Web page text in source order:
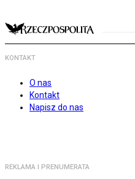
KONTAKT
O nas
Kontakt
Napisz do nas
REKLAMA I PRENUMERATA